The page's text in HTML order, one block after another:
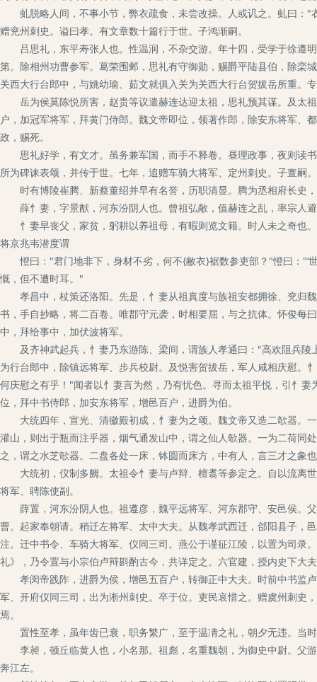
虬脱略人间，不事小节，弊衣疏食，未尝改操。人或讥之。虬曰："
赠兖州刺史。谥曰孝。有文章数十篇行于世。子鸿渐嗣。
吕思礼，东平寿张人也。性温润，不杂交游。年十四，受学于徐遵
第。除相州功曹参军。葛荣围邺，思礼有守御勋，赐爵平陆县伯，除栾
关西大行台郎中，与姚幼瑜、茹文就俱入关为关西大行台贺拔岳所重。
岳为侯莫陈悦所害，赵贵等议遣赫连达迎太祖，思礼预其谋。及太
户，加冠军将军，拜黄门侍郎。魏文帝即位，领著作郎，除安东将军
政，赐死。
思礼好学，有文才。虽务兼军国，而手不释卷。昼理政事，夜则读
所为碑诔表颂，并传于世。七年，追赠车骑大将军、定州刺史。子亶嗣
时有博陵崔腾、新蔡董绍并早有名誉，历职清显。腾为丞相府长史
薛忄妻，字景猷，河东汾阴人也。曾祖弘敞，值赫连之乱，率宗人
忄妻早丧父，家贫，躬耕以养祖母，有暇则览文籍。时人未之奇也
将京兆韦潜度谓
憕曰："君门地非下，身材不劣，何不{敝衣}裾数参吏部？"憕曰："‘
慨，但不遭时耳。"
孝昌中，杖策还洛阳。先是，忄妻从祖真度与族祖安都拥徐、兖归
书，手自抄略，将二百卷。唯郡守元袭，时相要屈，与之抗体。怀俊
中，拜给事中，加伏波将军。
及齐神武起兵，忄妻乃东游陈、梁间，谓族人孝通曰："高欢阻兵陵
为行台郎中，除镇远将军、步兵校尉。及悦害贺拔岳，军人咸相庆慰
何庆慰之有乎！"闻者以忄妻言为然，乃有忧色。寻而太祖平悦，引忄
位，拜中书侍郎，加安东将军，增邑百户，进爵为伯。
大统四年，宣光、清徽殿初成，忄妻为之颂。魏文帝又造二欹器。
灌山，则出于瓶而注乎器，烟气通发山中，谓之仙人欹器。一为二荷同
之，谓之水芝欹器。二盘各处一床，钵圆而床方，中有人，言三才之
大统初，仪制多阙。太祖令忄妻与卢辩、檀翥等参定之。自以流离
将军、聘陈使副。
薛置，河东汾阴人也。祖遵彦，魏平远将军、河东郡守、安邑侯。
曹。起家奉朝请。稍迁左将军、太中大夫。从魏孝武西迁，郃阳县子，
注。迁中书令、车骑大将军、仪同三司。燕公于谨征江陵，以置为司录
礼》，乃令置与小宗伯卢辩斟酌古今，共详定之。六官建，授内史下大
孝闵帝践阼，进爵为侯，增邑五百户，转御正中大夫。时前中书监
军、开府仪同三司，出为淅州刺史。卒于位。吏民哀惜之。赠虞州刺史
焉。
置性至孝，虽年齿已衰，职务繁广，至于温凊之礼，朝夕无违。当
李昶，顿丘临黄人也，小名那。祖彪，名重魏朝，为御史中尉。父
奔江左。